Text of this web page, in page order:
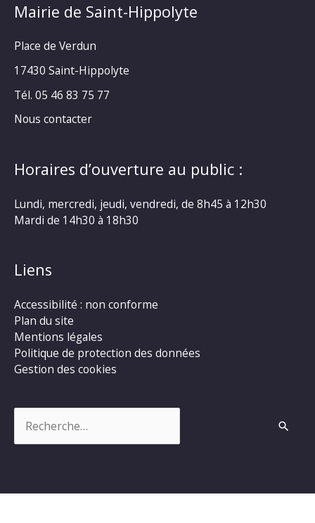
Mairie de Saint-Hippolyte
Place de Verdun
17430 Saint-Hippolyte
Tél. 05 46 83 75 77
Nous contacter
Horaires d’ouverture au public :
Lundi, mercredi, jeudi, vendredi, de 8h45 à 12h30
Mardi de 14h30 à 18h30
Liens
Accessibilité : non conforme
Plan du site
Mentions légales
Politique de protection des données
Gestion des cookies